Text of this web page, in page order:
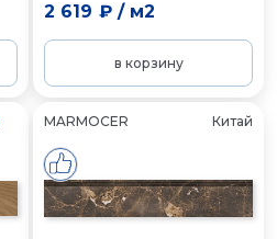
2 619 ₽/ м2
в корзину
MARMOCER Китай